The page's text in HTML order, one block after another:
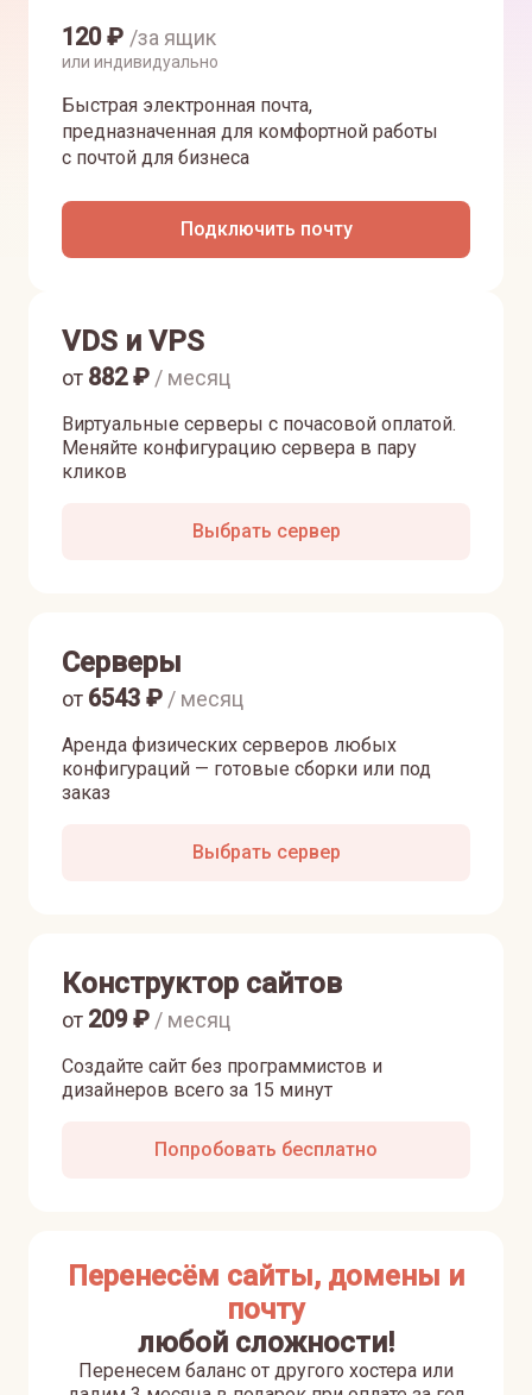
120₽ /за ящик
или индивидуально
Быстрая электронная почта,
предназначенная для комфортной работы
с почтой для бизнеса
Подключить почту
VDS и VPS
Виртуальные серверы с почасовой оплатой.
Меняйте конфигурацию сервера в пару
кликов
от 882₽ / месяц
Выбрать сервер
Серверы
Аренда физических серверов любых
конфигураций — готовые сборки или под
заказ
от 6543 ₽ / месяц
Выбрать сервер
Конструктор сайтов
Создайте сайт без программистов и
дизайнеров всего за 15 минут
от 209₽ / месяц
Попробовать бесплатно
Перенесём сайты, домены и
почту
любой сложности!
Перенесем баланс от другого хостера или